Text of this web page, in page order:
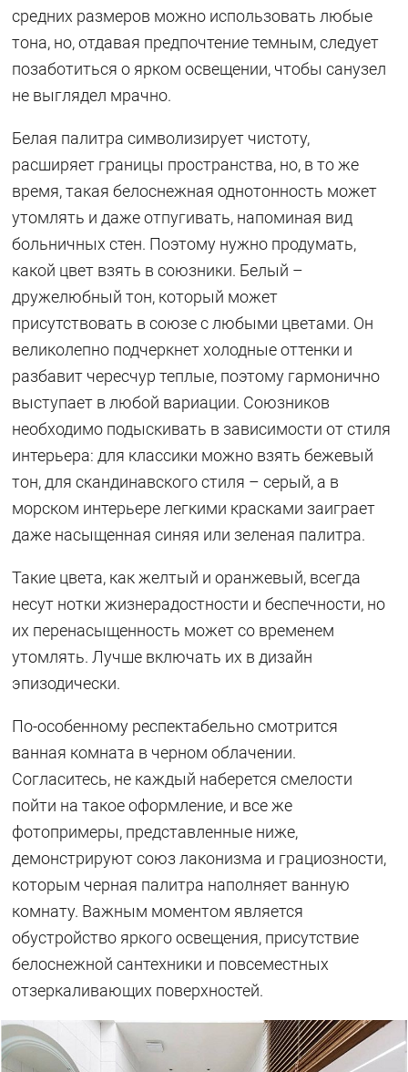
средних размеров можно использовать любые
тона, но, отдавая предпочтение темным, следует
позаботиться о ярком освещении, чтобы санузел
не выглядел мрачно.
Белая палитра символизирует чистоту,
расширяет границы пространства, но, в то же
время, такая белоснежная однотонность может
утомлять и даже отпугивать, напоминая вид
больничных стен. Поэтому нужно продумать,
какой цвет взять в союзники. Белый –
дружелюбный тон, который может
присутствовать в союзе с любыми цветами. Он
великолепно подчеркнет холодные оттенки и
разбавит чересчур теплые, поэтому гармонично
выступает в любой вариации. Союзников
необходимо подыскивать в зависимости от стиля
интерьера: для классики можно взять бежевый
тон, для скандинавского стиля – серый, а в
морском интерьере легкими красками заиграет
даже насыщенная синяя или зеленая палитра.
Такие цвета, как желтый и оранжевый, всегда
несут нотки жизнерадостности и беспечности, но
их перенасыщенность может со временем
утомлять. Лучше включать их в дизайн
эпизодически.
По-особенному респектабельно смотрится
ванная комната в черном облачении.
Согласитесь, не каждый наберется смелости
пойти на такое оформление, и все же
фотопримеры, представленные ниже,
демонстрируют союз лаконизма и грациозности,
которым черная палитра наполняет ванную
комнату. Важным моментом является
обустройство яркого освещения, присутствие
белоснежной сантехники и повсеместных
отзеркаливающих поверхностей.